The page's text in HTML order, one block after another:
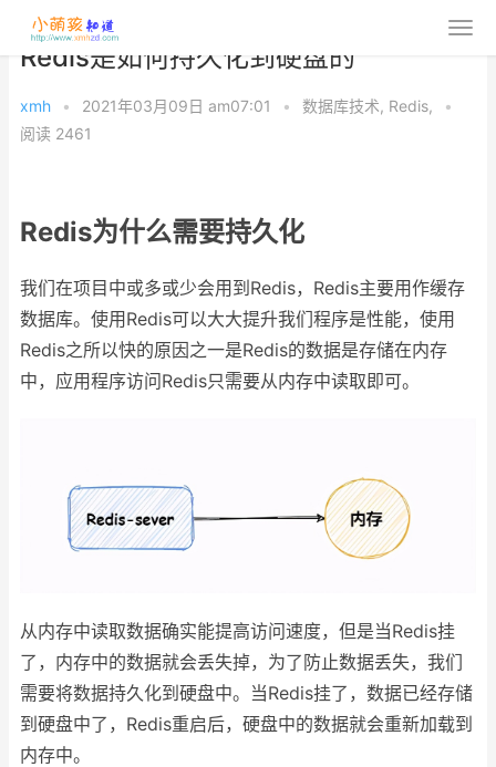
Redis是如何持久化到硬盘的
xmh • 2021年03月09日 am07:01 • 数据库技术, Redis,
•
阅读 2461
Redis为什么需要持久化
我们在项目中或多或少会用到Redis，Redis主要用作缓存
数据库。使用Redis可以大大提升我们程序是性能，使用
Redis之所以快的原因之一是Redis的数据是存储在内存
中，应用程序访问Redis只需要从内存中读取即可。
从内存中读取数据确实能提高访问速度，但是当Redis挂
了，内存中的数据就会丢失掉，为了防止数据丢失，我们
需要将数据持久化到硬盘中。当Redis挂了，数据已经存储
到硬盘中了，Redis重启后，硬盘中的数据就会重新加载到
内存中。